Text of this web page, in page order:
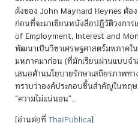
ดังของ John Maynard Keynes ต้อ
ก่อนที่จะมาเขียนหนังสือปฏิวัติวงการ
of Employment, Interest and
พัฒนาเป็นวิชาเศรษฐศาสตร์มหภาค
มหภาคมาก่อน (ที่มักเรียนผ่านแบบจ
เสนอด้านนโยบายรักษาเสถียรภาพทา
ทราบว่าองค์ประกอบชิ้นสำคัญในทฤษ
“ความไม่แน่นอน”...
[อ่านต่อที่ ThaiPublica]